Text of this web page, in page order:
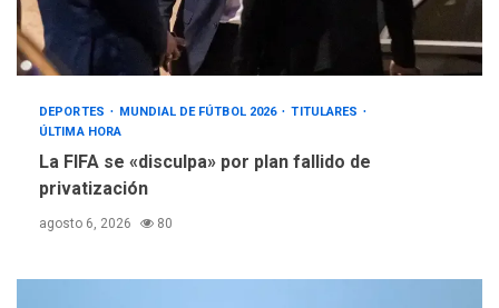
DEPORTES MUNDIAL DE FÚTBOL 2026
TITULARES
ÚLTIMA HORA
La FIFA se «disculpa» por plan fallido de
privatización
agosto 6, 2026 80